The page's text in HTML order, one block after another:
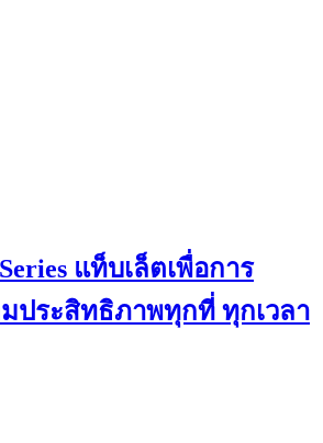
แท็บเล็ตเพื่อการ
มประสิทธิภาพทุกที่ ทุกเวลา